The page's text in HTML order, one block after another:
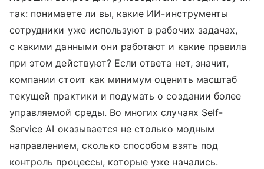
так: понимаете ли вы, какие ИИ-инструменты
сотрудники уже используют в рабочих задачах,
с какими данными они работают и какие правила
при этом действуют? Если ответа нет, значит,
компании стоит как минимум оценить масштаб
текущей практики и подумать о создании более
управляемой среды. Во многих случаях Self-
Service AI оказывается не столько модным
направлением, сколько способом взять под
контроль процессы, которые уже начались.